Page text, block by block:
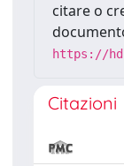
citare o
https://
Citazioni